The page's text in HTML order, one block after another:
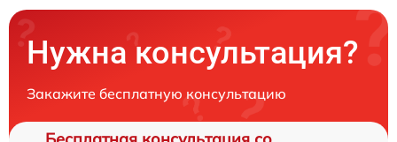
Нужна консультация?
Закажите бесплатную консультацию